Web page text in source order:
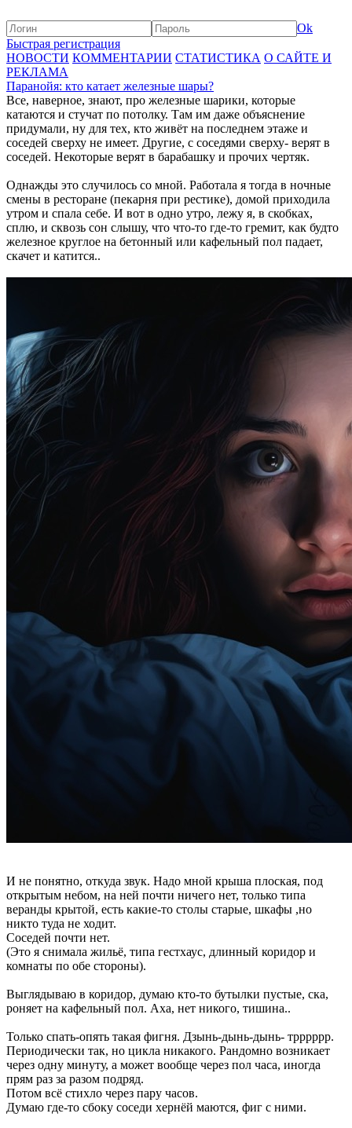
Ok
Быстрая регистрация
НОВОСТИ КОММЕНТАРИИ СТАТИСТИКА О САЙТЕ И
РЕКЛАМА
Паранойя: кто катает железные шары?
Все, наверное, знают, про железные шарики, которые
катаются и стучат по потолку. Там им даже объяснение
придумали, ну для тех, кто живёт на последнем этаже и
соседей сверху не имеет. Другие, с соседями сверху- верят в
соседей. Некоторые верят в барабашку и прочих чертяк.
Однажды это случилось со мной. Работала я тогда в ночные
смены в ресторане (пекарня при рестике), домой приходила
утром и спала себе. И вот в одно утро, лежу я, в скобках,
сплю, и сквозь сон слышу, что что-то где-то гремит, как будто
железное круглое на бетонный или кафельный пол падает,
скачет и катится..
И не понятно, откуда звук. Надо мной крыша плоская, под
открытым небом, на ней почти ничего нет, только типа
веранды крытой, есть какие-то столы старые, шкафы ,но
никто туда не ходит.
Соседей почти нет.
(Это я снимала жильё, типа гестхаус, длинный коридор и
комнаты по обе стороны).
Выглядываю в коридор, думаю кто-то бутылки пустые, ска,
роняет на кафельный пол. Аха, нет никого, тишина..
Только спать-опять такая фигня. Дзынь-дынь-дынь- трррррр.
Периодически так, но цикла никакого. Рандомно возникает
через одну минуту, а может вообще через пол часа, иногда
прям раз за разом подряд.
Потом всё стихло через пару часов.
Думаю где-то сбоку соседи хернёй маются, фиг с ними.